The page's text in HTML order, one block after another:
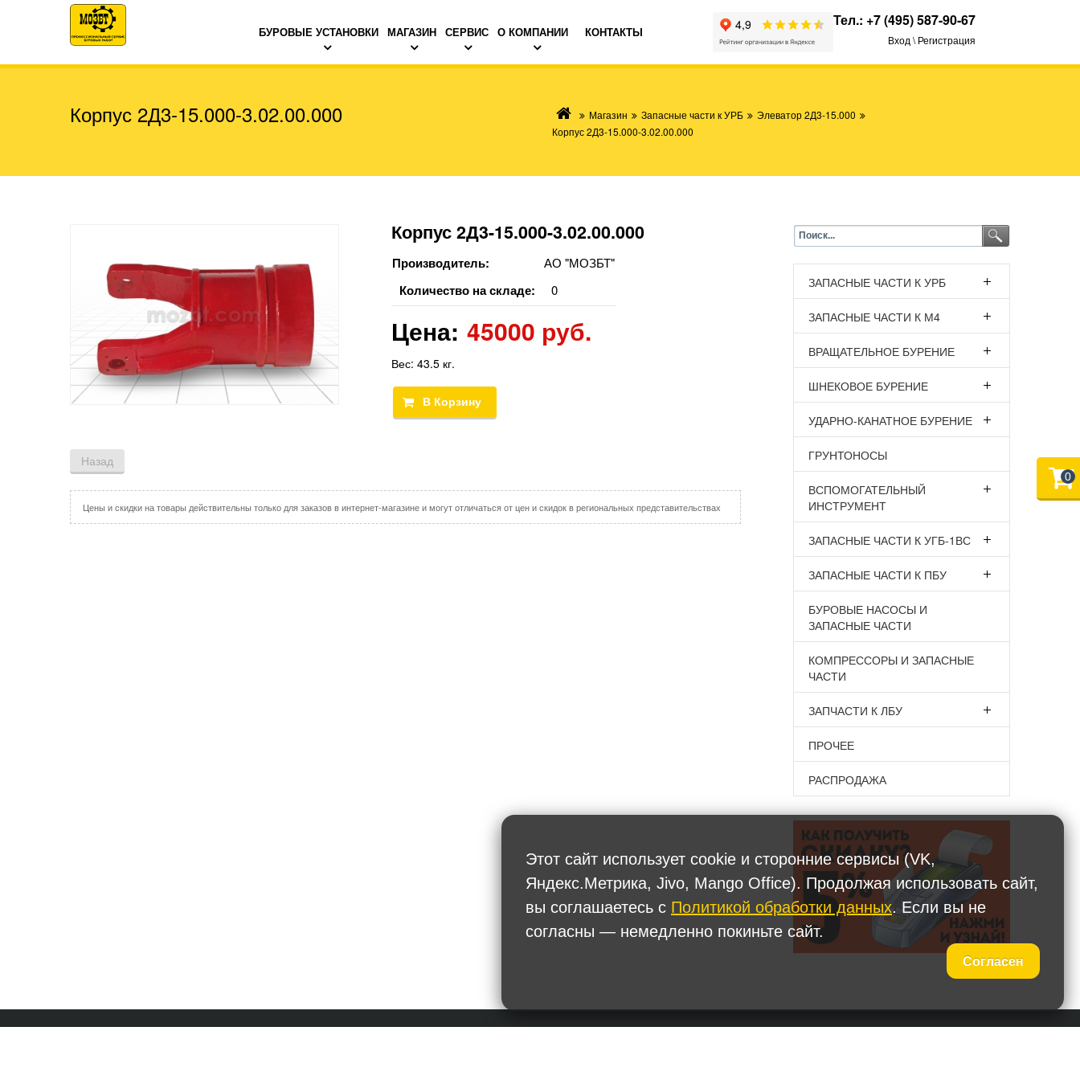
БУРОВЫЕ УСТАНОВКИ МАГАЗИН СЕРВИС О КОМПАНИИ КОНТАКТЫ
Тел.: +7 (495) 587-90-67
Вход \ Регистрация
Корпус 2Д3-15.000-3.02.00.000 Магазин Запасные части к УРБ
Элеватор 2Д3-15.000
Корпус 2Д3-15.000-3.02.00.000
Корпус 2Д3-15.000-3.02.00.000
Производитель: АО "МОЗБТ"
Количество на складе: 0
Цена: 45000 руб.
Вес: 43.5 кг.
Цены и скидки на товары действительны только для заказов в интернет-магазине и могут отличаться от цен и скидок в региональных представительствах
ЗАПАСНЫЕ ЧАСТИ К УРБ
ЗАПАСНЫЕ ЧАСТИ К М4
ВРАЩАТЕЛЬНОЕ БУРЕНИЕ
ШНЕКОВОЕ БУРЕНИЕ
УДАРНО-КАНАТНОЕ БУРЕНИЕ
ГРУНТОНОСЫ
ВСПОМОГАТЕЛЬНЫЙ
ИНСТРУМЕНТ
ЗАПАСНЫЕ ЧАСТИ К УГБ-1ВС
ЗАПАСНЫЕ ЧАСТИ К ПБУ
БУРОВЫЕ НАСОСЫ И
ЗАПАСНЫЕ ЧАСТИ
КОМПРЕССОРЫ И ЗАПАСНЫЕ
ЧАСТИ
ЗАПЧАСТИ К ЛБУ
ПРОЧЕЕ
РАСПРОДАЖА
0
Этот сайт использует cookie и сторонние сервисы (VK,
Яндекс.Метрика, Jivo, Mango Office). Продолжая использовать сайт,
вы соглашаетесь с Политикой обработки данных. Если вы не
согласны — немедленно покиньте сайт.
Согласен